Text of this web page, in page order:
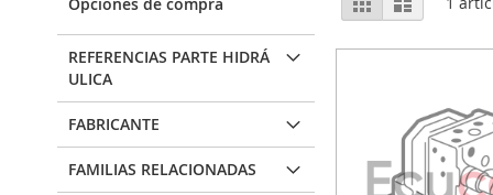
como
REFERENCIAS PARTE HIDRÁ
ULICA
FABRICANTE
FAMILIAS RELACIONADAS